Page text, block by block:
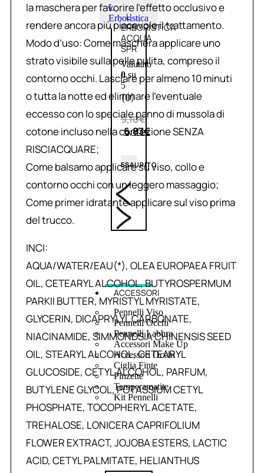
L
Erboristica
L’
ERBORISTICA
ACQUA
SPR
Valutato
0su
5
(0)
9,10€
6,83€
ESAURITO
ACCESSORI
Pennelli Viso
Pennelli Occhi
Pennelli Labbra
Accessori Make Up
Accessori Occhi
Ciglia Finte
Pinzette
Temperamatite
Kit Pennelli
la maschera per favorire l’effetto occlusivo e
rendere ancora più piacevole il trattamento.
Modo d’uso: Come maschera applicare uno
strato visibile sulla pelle pulita, compreso il
contorno occhi. Lasciare per almeno 10 minuti
o tutta la notte ed eliminare l’eventuale
eccesso con lo speciale panno di mussola di
cotone incluso nella confezione SENZA
RISCIACQUARE;
Come balsamo applicare su viso, collo e
contorno occhi con un leggero massaggio;
Come primer idratante applicare sul viso prima
del trucco.
INCI:
AQUA/WATER/EAU(*), OLEA EUROPAEA FRUIT
OIL, CETEARYL ALCOHOL, BUTYROSPERMUM
PARKII BUTTER, MYRISTYL MYRISTATE,
GLYCERIN, DICAPRYLYL CARBONATE,
NIACINAMIDE, SIMMONDSIA CHINENSIS SEED
OIL, STEARYL ALCOHOL, CETEARYL
GLUCOSIDE, CETYL ALCOHOL, PARFUM,
BUTYLENE GLYCOL, POTASSIUM CETYL
PHOSPHATE, TOCOPHERYL ACETATE,
TREHALOSE, LONICERA CAPRIFOLIUM
FLOWER EXTRACT, JOJOBA ESTERS, LACTIC
ACID, CETYL PALMITATE, HELIANTHUS